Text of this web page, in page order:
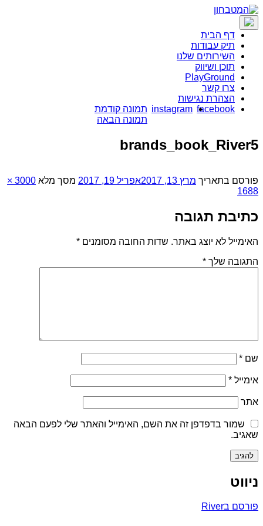
דף הבית
תיק עבודות
השירותים שלנו
תוכן ושיווק
PlayGround
צרו קשר
הצהרת נגישות
facebook
instagram תמונה קודמת
תמונה הבאה
brands_book_River5
פורסם בתאריך מרץ 13, 2017 אפריל 19, 2017 מסך מלא
3000 ×
1688
כתיבת תגובה
האימייל לא יוצג באתר. שדות החובה מסומנים *
התגובה שלך *
שם *
אימייל *
אתר
שמור בדפדפן זה את השם, האימייל והאתר שלי לפעם הבאה
שאגיב.
ניווט
פורסם בRiver